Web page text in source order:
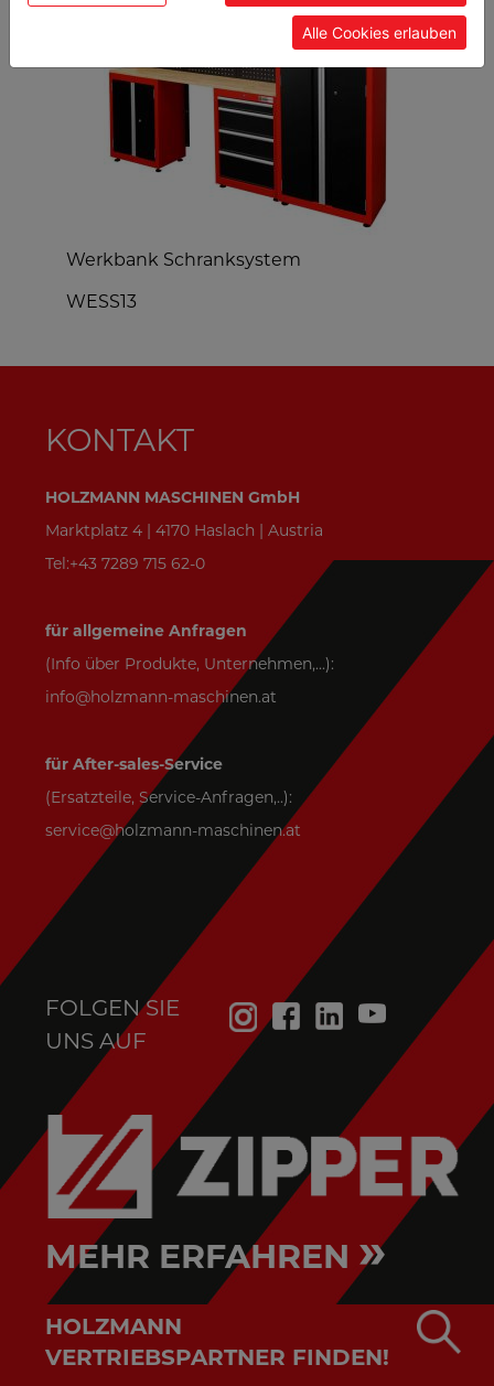
Werkbank Schranksystem
WESS13
KONTAKT
HOLZMANN MASCHINEN GmbH
Marktplatz 4 | 4170 Haslach | Austria
Tel:+43 7289 715 62-0
für allgemeine Anfragen
(Info über Produkte, Unternehmen,...):
info@holzmann-maschinen.at
für After-sales-Service
(Ersatzteile, Service-Anfragen,..):
service@holzmann-maschinen.at
FOLGEN SIE
UNS AUF
MEHR ERFAHREN »
HOLZMANN
VERTRIEBSPARTNER FINDEN!
Alle Cookies erlauben